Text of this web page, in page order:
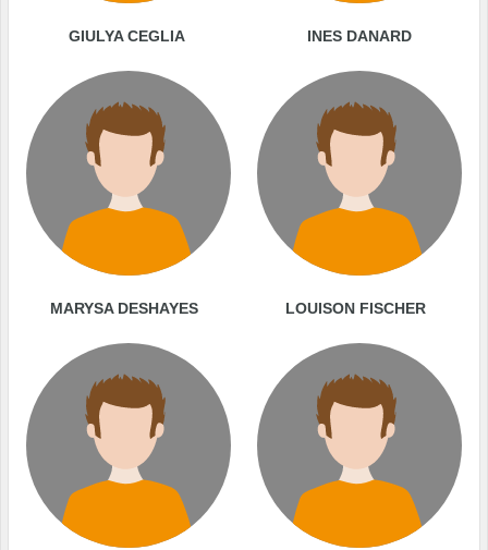
GIULYA CEGLIA INES DANARD
MARYSA DESHAYES LOUISON FISCHER